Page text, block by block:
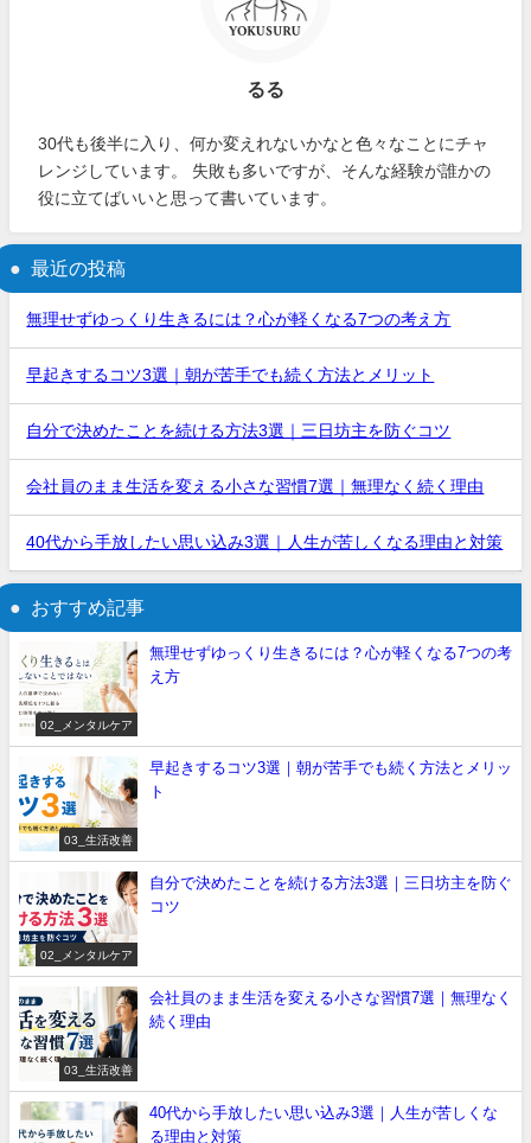
るる
30代も後半に入り、何か変えれないかなと色々なことにチャ
レンジしています。 失敗も多いですが、そんな経験が誰かの
役に立てばいいと思って書いています。
最近の投稿
無理せずゆっくり生きるには？心が軽くなる7つの考え方
早起きするコツ3選｜朝が苦手でも続く方法とメリット
自分で決めたことを続ける方法3選｜三日坊主を防ぐコツ
会社員のまま生活を変える小さな習慣7選｜無理なく続く理由
40代から手放したい思い込み3選｜人生が苦しくなる理由と対策
おすすめ記事
02_メンタルケア
無理せずゆっくり生きるには？心が軽くなる7つの考
え方
03_生活改善
早起きするコツ3選｜朝が苦手でも続く方法とメリッ
ト
02_メンタルケア
自分で決めたことを続ける方法3選｜三日坊主を防ぐ
コツ
03_生活改善
会社員のまま生活を変える小さな習慣7選｜無理なく
続く理由
40代から手放したい思い込み3選｜人生が苦しくな
る理由と対策